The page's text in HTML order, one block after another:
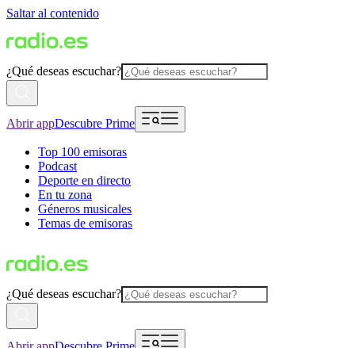
Saltar al contenido
¿Qué deseas escuchar?
Abrir appDescubre Prime
Top 100 emisoras
Podcast
Deporte en directo
En tu zona
Géneros musicales
Temas de emisoras
¿Qué deseas escuchar?